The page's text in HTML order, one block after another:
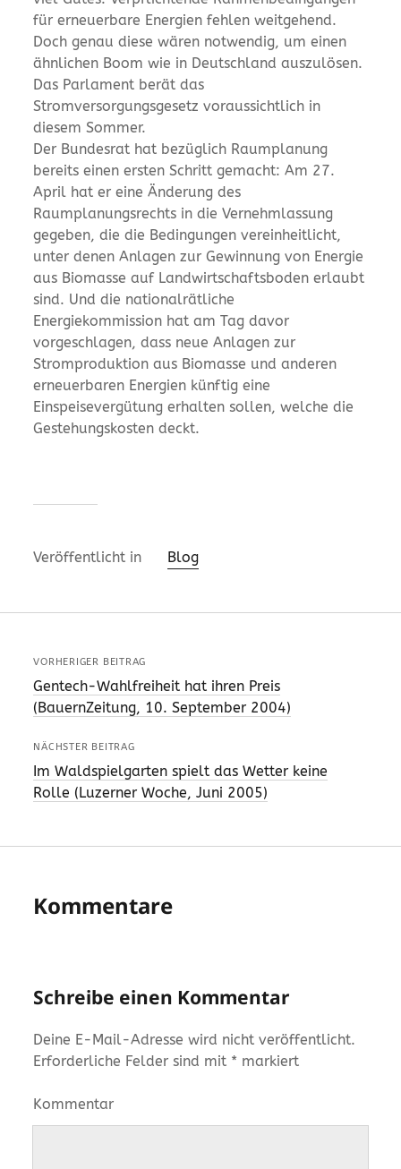
für erneuerbare Energien fehlen weitgehend.
Doch genau diese wären notwendig, um einen
ähnlichen Boom wie in Deutschland auszulösen.
Das Parlament berät das
Stromversorgungsgesetz voraussichtlich in
diesem Sommer.
Der Bundesrat hat bezüglich Raumplanung
bereits einen ersten Schritt gemacht: Am 27.
April hat er eine Änderung des
Raumplanungsrechts in die Vernehmlassung
gegeben, die die Bedingungen vereinheitlicht,
unter denen Anlagen zur Gewinnung von Energie
aus Biomasse auf Landwirtschaftsboden erlaubt
sind. Und die nationalrätliche
Energiekommission hat am Tag davor
vorgeschlagen, dass neue Anlagen zur
Stromproduktion aus Biomasse und anderen
erneuerbaren Energien künftig eine
Einspeisevergütung erhalten sollen, welche die
Gestehungskosten deckt.
Veröffentlicht in Blog
VORHERIGER BEITRAG
Gentech-Wahlfreiheit hat ihren Preis
(BauernZeitung, 10. September 2004)
NÄCHSTER BEITRAG
Im Waldspielgarten spielt das Wetter keine
Rolle (Luzerner Woche, Juni 2005)
Kommentare
Schreibe einen Kommentar
Deine E-Mail-Adresse wird nicht veröffentlicht.
Erforderliche Felder sind mit * markiert
Kommentar